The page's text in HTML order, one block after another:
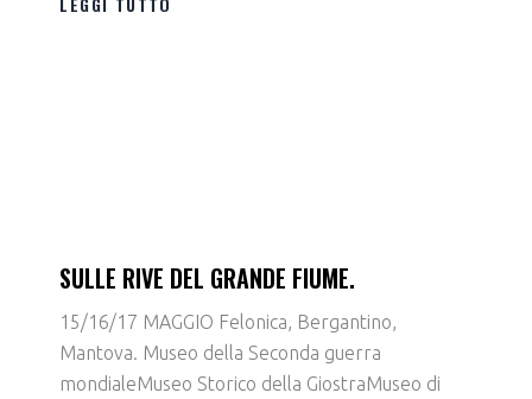
SULLE RIVE DEL GRANDE FIUME.
15/16/17 MAGGIO Felonica, Bergantino,
Mantova. Museo della Seconda guerra
mondialeMuseo Storico della GiostraMuseo di